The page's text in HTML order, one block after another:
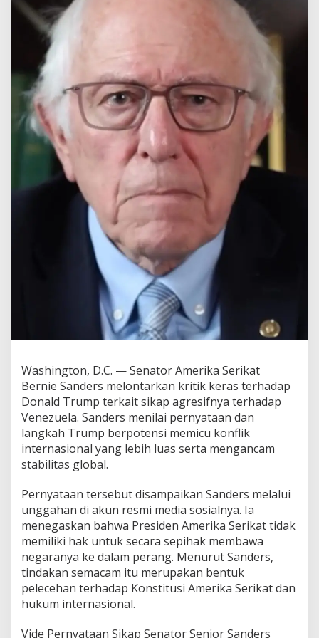
Washington, D.C. — Senator Amerika Serikat
Bernie Sanders melontarkan kritik keras terhadap
Donald Trump terkait sikap agresifnya terhadap
Venezuela. Sanders menilai pernyataan dan
langkah Trump berpotensi memicu konflik
internasional yang lebih luas serta mengancam
stabilitas global.
Pernyataan tersebut disampaikan Sanders melalui
unggahan di akun resmi media sosialnya. Ia
menegaskan bahwa Presiden Amerika Serikat tidak
memiliki hak untuk secara sepihak membawa
negaranya ke dalam perang. Menurut Sanders,
tindakan semacam itu merupakan bentuk
pelecehan terhadap Konstitusi Amerika Serikat dan
hukum internasional.
Vide Pernyataan Sikap Senator Senior Sanders